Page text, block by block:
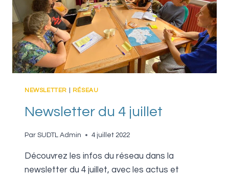
NEWSLETTER RÉSEAU
Newsletter du 4 juillet
Par SUDTL Admin 4 juillet 2022
Découvrez les infos du réseau dans la
newsletter du 4 juillet, avec les actus et